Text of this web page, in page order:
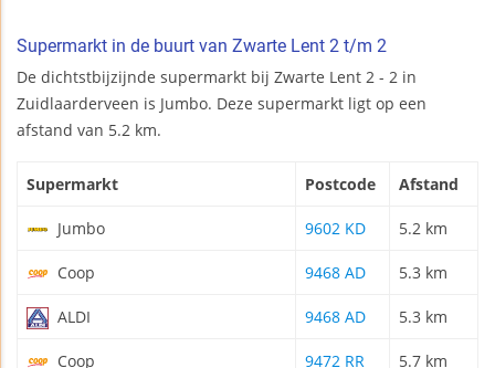
Supermarkt in de buurt van Zwarte Lent 2 t/m 2
De dichtstbijzijnde supermarkt bij Zwarte Lent 2 - 2 in
Zuidlaarderveen is Jumbo. Deze supermarkt ligt op een
afstand van 5.2 km.
Supermarkt Postcode Afstand
Jumbo 9602 KD 5.2 km
Coop 9468 AD 5.3 km
ALDI 9468 AD 5.3 km
Coop 9472 RR 5.7 km